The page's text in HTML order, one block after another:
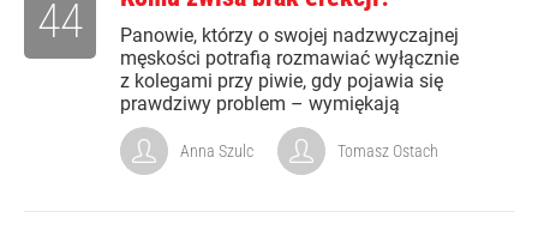
Panowie, którzy o swojej nadzwyczajnej
męskości potrafią rozmawiać wyłącznie
z kolegami przy piwie, gdy pojawia się
prawdziwy problem – wymiękają
44
Anna Szulc Tomasz Ostach